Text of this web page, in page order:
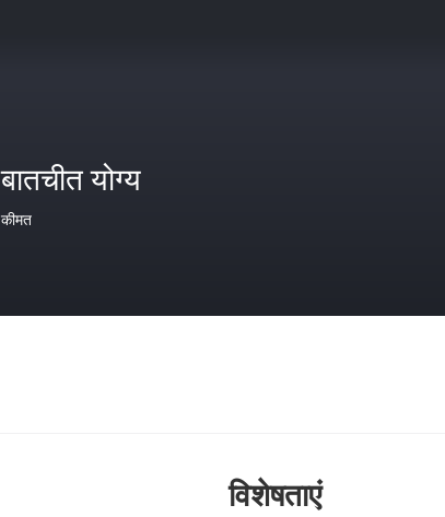
बातचीत योग्य
कीमत
विशेषताएं